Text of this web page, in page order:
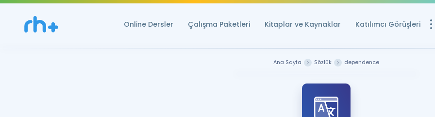
Online Dersler Çalışma Paketleri Kitaplar ve Kaynaklar Katılımcı Görüşleri
Ücretsiz
Ana Sayfa Sözlük dependence